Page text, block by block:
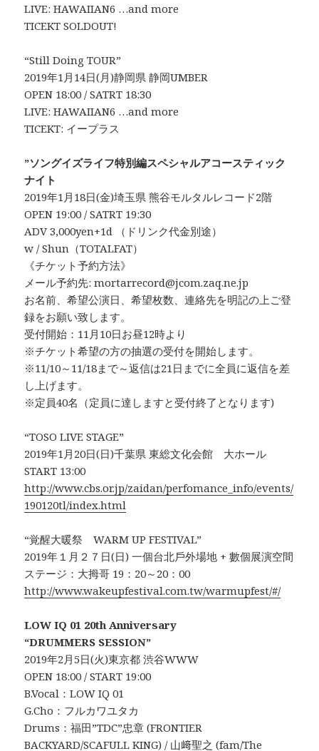
LIVE: HAWAIIAN6 …and more
TICEKT SOLDOUT!
“Still Doing TOUR”
2019年1月14日(月)静岡県 静岡UMBER
OPEN 18:00 / SATRT 18:30
LIVE: HAWAIIAN6 …and more
TICEKT: イープラス
”ソングイズライフ特別編スペシャルアコースティック
ナイト
2019年1月18日(金)埼玉県 熊谷モルタルレコード2階
OPEN 19:00 / SATRT 19:30
ADV 3,000yen+1d （ドリンク代金別途）
w / Shun（TOTALFAT）
《チケット予約方法》
メール予約先: mortarrecord@jcom.zaq.ne.jp
お名前、希望公演日、希望枚数、連絡先を明記の上ご登
録をお願い致します。
受付開始：11月10日お昼12時より
※チケット希望の方の抽選の受付を開始します。
※11/10～11/18まで～返信は21日までに全員に返信を差
し上げます。
※定員40名（定員に達しますと受付終了となります)
“TOSO LIVE STAGE”
2019年1月20日(日)千葉県 東総文化会館 大ホール
START 13:00
http://www.cbs.or.jp/zaidan/perfomance_info/events/
190120tl/index.html
“覚醒大暖祭 WARM UP FESTIVAL”
2019年１月２７日(日) 一個台北戶外場地 + 數個展演空間
ステージ：大拇哥 19：20～20：00
http://www.wakeupfestival.com.tw/warmupfest/#/
LOW IQ 01 20th Anniversary
“DRUMMERS SESSION”
2019年2月5日(火)東京都 渋谷WWW
OPEN 18:00 / START 19:00
B.Vocal：LOW IQ 01
G.Cho：フルカワユタカ
Drums：福田”TDC”忠章 (FRONTIER
BACKYARD/SCAFULL KING) / 山﨑聖之 (fam/The